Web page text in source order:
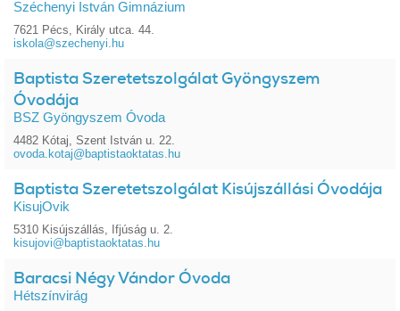
Széchenyi István Gimnázium
7621 Pécs, Király utca. 44.
iskola@szechenyi.hu
Baptista Szeretetszolgálat Gyöngyszem
Óvodája
BSZ Gyöngyszem Óvoda
4482 Kótaj, Szent István u. 22.
ovoda.kotaj@baptistaoktatas.hu
Baptista Szeretetszolgálat Kisújszállási Óvodája
KisujOvik
5310 Kisújszállás, Ifjúság u. 2.
kisujovi@baptistaoktatas.hu
Baracsi Négy Vándor Óvoda
Hétszínvirág